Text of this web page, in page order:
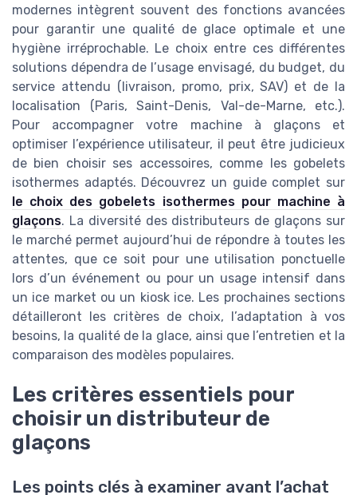
modernes intègrent souvent des fonctions avancées
pour garantir une qualité de glace optimale et une
hygiène irréprochable. Le choix entre ces différentes
solutions dépendra de l’usage envisagé, du budget, du
service attendu (livraison, promo, prix, SAV) et de la
localisation (Paris, Saint-Denis, Val-de-Marne, etc.).
Pour accompagner votre machine à glaçons et
optimiser l’expérience utilisateur, il peut être judicieux
de bien choisir ses accessoires, comme les gobelets
isothermes adaptés. Découvrez un guide complet sur
le choix des gobelets isothermes pour machine à
glaçons. La diversité des distributeurs de glaçons sur
le marché permet aujourd’hui de répondre à toutes les
attentes, que ce soit pour une utilisation ponctuelle
lors d’un événement ou pour un usage intensif dans
un ice market ou un kiosk ice. Les prochaines sections
détailleront les critères de choix, l’adaptation à vos
besoins, la qualité de la glace, ainsi que l’entretien et la
comparaison des modèles populaires.
Les critères essentiels pour
choisir un distributeur de
glaçons
Les points clés à examiner avant l’achat